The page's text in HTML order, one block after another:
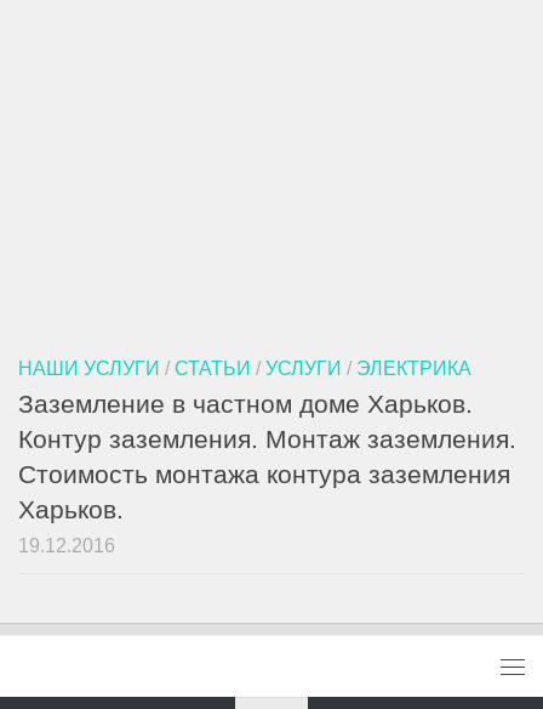
НАШИ УСЛУГИ / СТАТЬИ / УСЛУГИ / ЭЛЕКТРИКА
Заземление в частном доме Харьков.
Контур заземления. Монтаж заземления.
Стоимость монтажа контура заземления
Харьков.
19.12.2016